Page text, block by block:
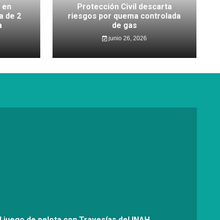
en
de 2
Protección Civil descarta
riesgos por quema controlada
de gas
junio 26, 2026